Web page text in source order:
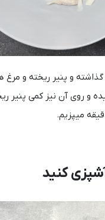
و پنیر ریخته و مرغ
کنید